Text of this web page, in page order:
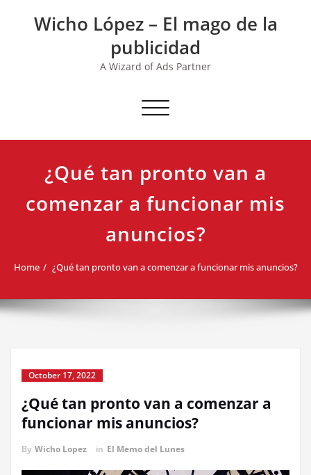
Wicho López – El mago de la
publicidad
A Wizard of Ads Partner
Toggle navigation
¿Qué tan pronto van a
comenzar a funcionar mis
anuncios?
Home ¿Qué tan pronto van a comenzar a funcionar mis anuncios?
October 17, 2022
¿Qué tan pronto van a comenzar a
funcionar mis anuncios?
By Wicho Lopez in El Memo del Lunes